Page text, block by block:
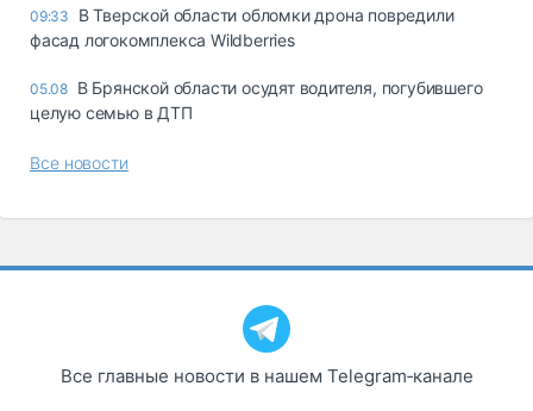
09:33
В Тверской области обломки дрона повредили
фасад логокомплекса Wildberries
05.08 В Брянской области осудят водителя, погубившего
целую семью в ДТП
Все новости
Все главные новости в нашем Telegram‑канале